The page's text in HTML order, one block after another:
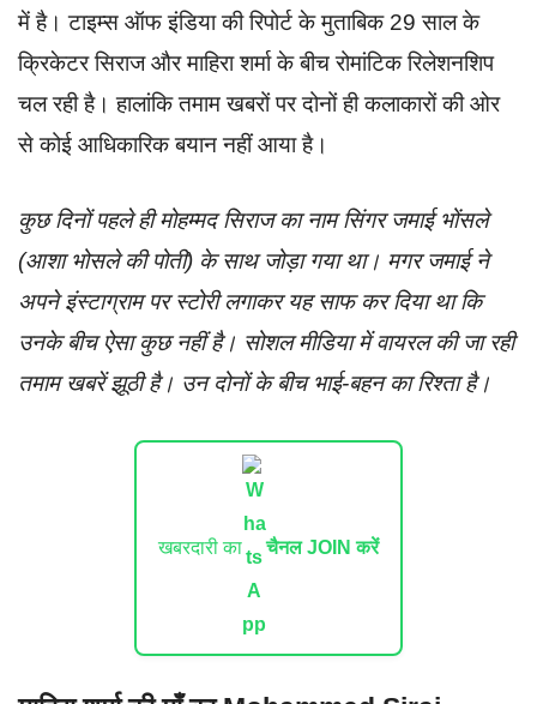
में है। टाइम्स ऑफ इंडिया की रिपोर्ट के मुताबिक 29 साल के
क्रिकेटर सिराज और माहिरा शर्मा के बीच रोमांटिक रिलेशनशिप
चल रही है। हालांकि तमाम खबरों पर दोनों ही कलाकारों की ओर
से कोई आधिकारिक बयान नहीं आया है।
कुछ दिनों पहले ही मोहम्मद सिराज का नाम सिंगर जमाई भोंसले
(आशा भोसले की पोती) के साथ जोड़ा गया था। मगर जमाई ने
अपने इंस्टाग्राम पर स्टोरी लगाकर यह साफ कर दिया था कि
उनके बीच ऐसा कुछ नहीं है। सोशल मीडिया में वायरल की जा रही
तमाम खबरें झूठी है। उन दोनों के बीच भाई-बहन का रिश्ता है।
खबरदारी का चैनल JOIN करें